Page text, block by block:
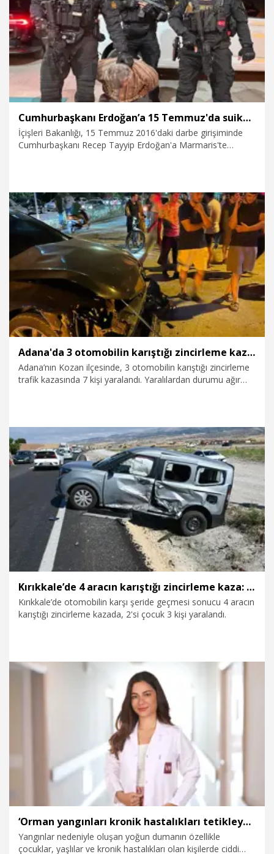
3.08.2026 Gündem
Cumhurbaşkanı Erdoğan’a 15 Temmuz'da suikast girişiminde bulunan FETÖ mensubu yakalandı
İçişleri Bakanlığı, 15 Temmuz 2016'daki darbe girişiminde
Cumhurbaşkanı Recep Tayyip Erdoğan'a Marmaris'te
1.08.2026 Gündem
Adana'da 3 otomobilin karıştığı zincirleme kaza: 7 yaralı
Adana’nın Kozan ilçesinde, 3 otomobilin karıştığı zincirleme
trafik kazasında 7 kişi yaralandı. Yaralılardan durumu ağır
31.07.2026 Gündem
Kırıkkale’de 4 aracın karıştığı zincirleme kaza: 3 yaralı
Kırıkkale’de otomobilin karşı şeride geçmesi sonucu 4 aracın
karıştığı zincirleme kazada, 2'si çocuk 3 kişi yaralandı.
‘Orman yangınları kronik hastalıkları tetikleyebilir’
Yangınlar nedeniyle oluşan yoğun dumanın özellikle
çocuklar, yaşlılar ve kronik hastalıkları olan kişilerde ciddi